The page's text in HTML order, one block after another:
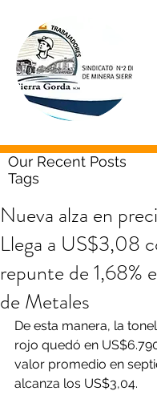
Our Recent Posts
Tags
Nueva alza en
Llega a US$3,08
repunte de 1,68%
de Metales
De esta manera, la
rojo quedó en
valor promedio en
alcanza los US$3,04.